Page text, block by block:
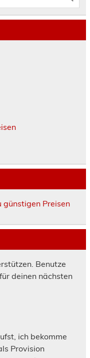
günstigen Preisen
Benutze
deinen nächsten
ich bekomme
Provision